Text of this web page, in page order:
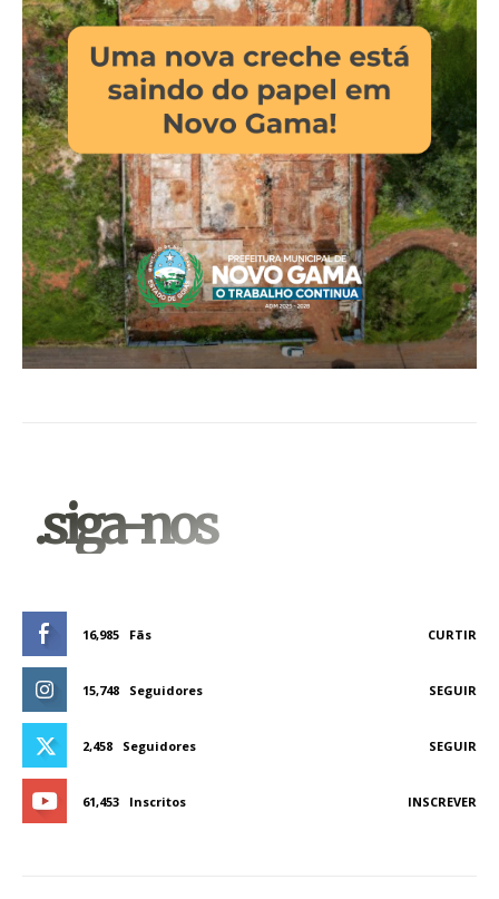
.siga-nos
16,985 Fãs CURTIR
15,748 Seguidores SEGUIR
2,458 Seguidores SEGUIR
61,453 Inscritos INSCREVER